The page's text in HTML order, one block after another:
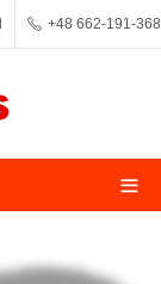
+48 662-191-368